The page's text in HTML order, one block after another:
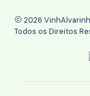
2026
Todos os Direitos